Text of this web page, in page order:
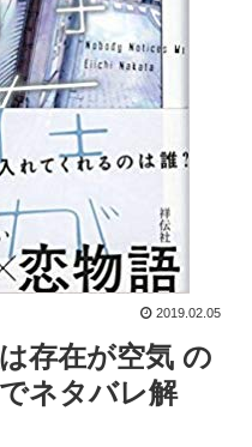
2019.02.05
存在が空気 の
ネタバレ解